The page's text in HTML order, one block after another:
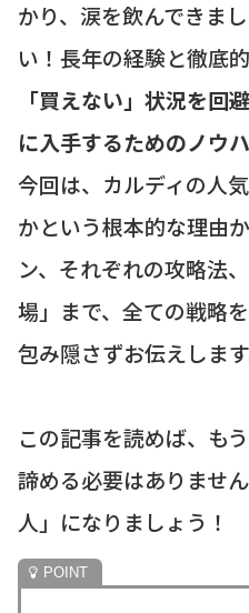
かり、涙を飲んできま
い！長年の経験と徹底
「買えない」状況を回
に入手するためのノウ
今回は、カルディの人
かという根本的な理由
ン、それぞれの攻略法
場」まで、全ての戦略を
包み隠さずお伝えします
この記事を読めば、も
諦める必要はありませ
人」になりましょう！